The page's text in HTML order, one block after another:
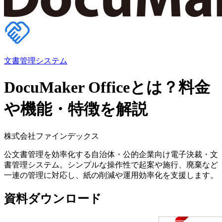
文書管理システム
DocuMaker Officeとは？料金
や機能・特徴を解説
株式会社ファインデックス
公文書管理を効率化する自治体・公的企業向け電子決裁・文
書管理システム。シンプルな操作性で起案や施行、廃棄など
一連の管理に対応し、紙の削減や運用効率化を支援します。
資料ダウンロード